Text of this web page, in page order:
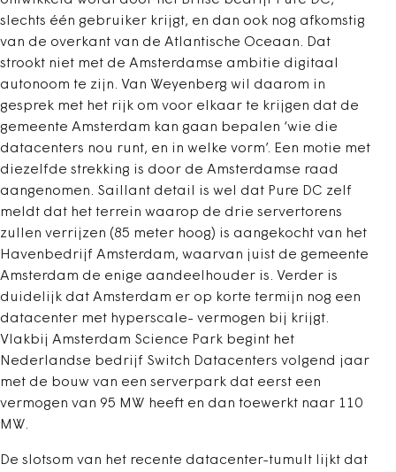
slechts één gebruiker krijgt, en dan ook nog afkomstig
van de overkant van de Atlantische Oceaan. Dat
strookt niet met de Amsterdamse ambitie digitaal
autonoom te zijn. Van Weyenberg wil daarom in
gesprek met het rijk om voor elkaar te krijgen dat de
gemeente Amsterdam kan gaan bepalen ‘wie die
datacenters nou runt, en in welke vorm’. Een motie met
diezelfde strekking is door de Amsterdamse raad
aangenomen. Saillant detail is wel dat Pure DC zelf
meldt dat het terrein waarop de drie servertorens
zullen verrijzen (85 meter hoog) is aangekocht van het
Havenbedrijf Amsterdam, waarvan juist de gemeente
Amsterdam de enige aandeelhouder is. Verder is
duidelijk dat Amsterdam er op korte termijn nog een
datacenter met hyperscale- vermogen bij krijgt.
Vlakbij Amsterdam Science Park begint het
Nederlandse bedrijf Switch Datacenters volgend jaar
met de bouw van een serverpark dat eerst een
vermogen van 95 MW heeft en dan toewerkt naar 110
MW.
De slotsom van het recente datacenter-tumult lijkt dat